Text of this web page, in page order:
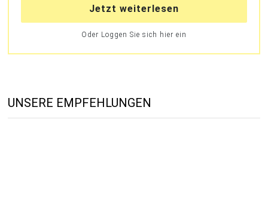
Jetzt weiterlesen
Oder Loggen Sie sich hier ein
UNSERE EMPFEHLUNGEN